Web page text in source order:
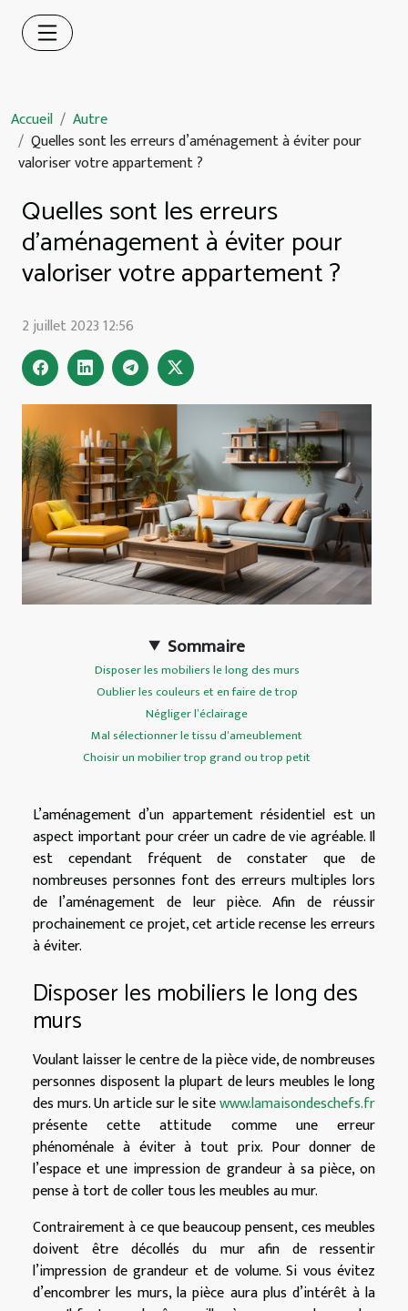
Accueil
Autre
Quelles sont les erreurs d’aménagement à éviter pour
valoriser votre appartement ?
Quelles sont les erreurs
d’aménagement à éviter pour
valoriser votre appartement ?
2 juillet 2023 12:56
Sommaire
Disposer les mobiliers le long des murs
Oublier les couleurs et en faire de trop
Négliger l’éclairage
Mal sélectionner le tissu d’ameublement
Choisir un mobilier trop grand ou trop petit
L’aménagement d’un appartement résidentiel est un
aspect important pour créer un cadre de vie agréable. Il
est cependant fréquent de constater que de
nombreuses personnes font des erreurs multiples lors
de l’aménagement de leur pièce. Afin de réussir
prochainement ce projet, cet article recense les erreurs
à éviter.
Disposer les mobiliers le long des
murs
Voulant laisser le centre de la pièce vide, de nombreuses
personnes disposent la plupart de leurs meubles le long
des murs. Un article sur le sitewww.lamaisondeschefs.fr
présente cette attitude comme une erreur
phénoménale à éviter à tout prix. Pour donner de
l’espace et une impression de grandeur à sa pièce, on
pense à tort de coller tous les meubles au mur.
Contrairement à ce que beaucoup pensent, ces meubles
doivent être décollés du mur afin de ressentir
l’impression de grandeur et de volume. Si vous évitez
d’encombrer les murs, la pièce aura plus d’intérêt à la